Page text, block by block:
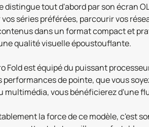
distingue tout d'abord par son écran
séries préférées, parcourir vos
dans un format compact et
qualité visuelle époustouflante.
Fold est équipé du puissant
de pointe, que vous
multimédia, vous bénéficierez d'une
la force de ce modèle, c'est